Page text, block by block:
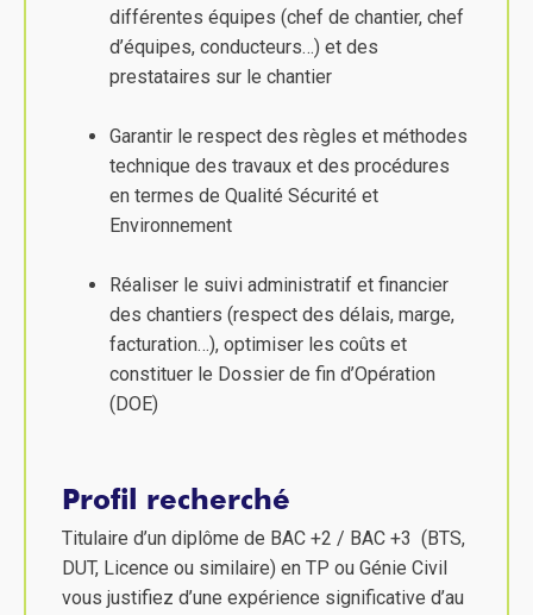
différentes équipes (chef de chantier, chef
d’équipes, conducteurs…) et des
prestataires sur le chantier
Garantir le respect des règles et méthodes
technique des travaux et des procédures
en termes de Qualité Sécurité et
Environnement
Réaliser le suivi administratif et financier
des chantiers (respect des délais, marge,
facturation…), optimiser les coûts et
constituer le Dossier de fin d’Opération
(DOE)
Profil recherché
Titulaire d’un diplôme de BAC +2 / BAC +3 (BTS,
DUT, Licence ou similaire) en TP ou Génie Civil
vous justifiez d’une expérience significative d’au